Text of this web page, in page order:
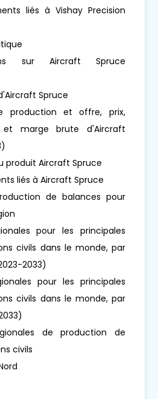
liés à Vishay Precision
sur Aircraft Spruce
Spruce
production et offre, prix,
marge brute d'Aircraft
produit Aircraft Spruce
liés à Aircraft Spruce
de balances pour
pour les principales
civils dans le monde, par
2033)
pour les principales
civils dans le monde, par
de production de
civils